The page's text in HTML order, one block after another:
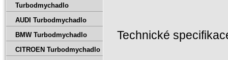
Technické
Turbodmychadlo
AUDI Turbodmychadlo
BMW Turbodmychadlo
CITROEN Turbodmychadlo